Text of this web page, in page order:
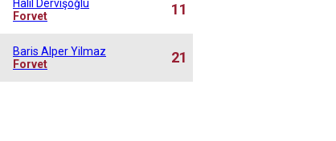
Halil Dervişoğlu
Forvet
11
Baris Alper Yilmaz
Forvet
21